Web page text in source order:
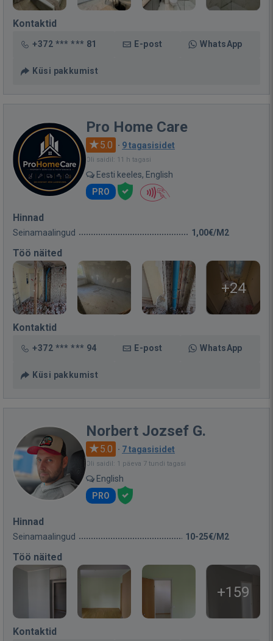
Kontaktid
+372 *** *** 81 E-post WhatsApp
Küsi pakkumist
Pro Home Care
5.0 · 9 tagasisidet
Oli saidil: 11 h tagasi
Eesti keeles, English
PRO
Hinnad
Seinamaalingud 1,00€/M2
Töö näited
+24
Kontaktid
+372 *** *** 94 E-post WhatsApp
Küsi pakkumist
Norbert Jozsef G.
5.0 · 7 tagasisidet
Oli saidil: 1 päeva 7 tundi tagasi
English
PRO
Hinnad
Seinamaalingud 10-25€/M2
Töö näited
+159
Kontaktid